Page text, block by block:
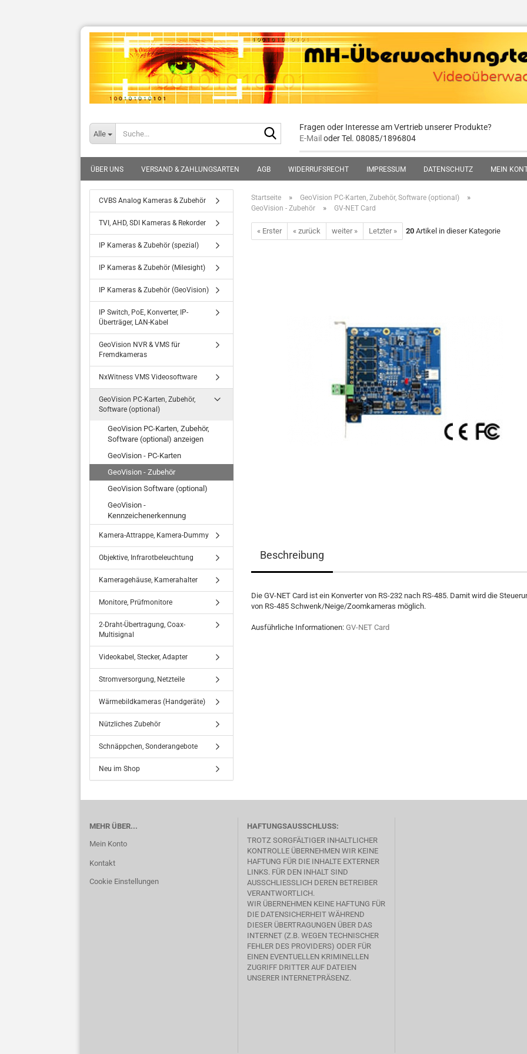
Alle
Suche...Fragen oder Interesse am Vertrieb unserer Produkte?
E-Mail oder Tel. 08085/1896804
ÜBER UNS VERSAND & ZAHLUNGSARTEN AGB WIDERRUFSRECHT IMPRESSUM DATENSCHUTZ MEIN
Startseite » GeoVision PC-Karten, Zubehör, Software (optional) »
GeoVision - Zubehör » GV-NET Card
« Erster « zurück weiter » Letzter » 20 Artikel in dieser Kategorie
Beschreibung
Die GV-NET Card ist ein Konverter von RS-232 nach RS-485. Damit wird die
von RS-485 Schwenk/Neige/Zoomkameras möglich.
Ausführliche Informationen: GV-NET Card
CVBS Analog Kameras & Zubehör
TVI, AHD, SDI Kameras & Rekorder
IP Kameras & Zubehör (spezial)
IP Kameras & Zubehör (Milesight)
IP Kameras & Zubehör (GeoVision)
IP Switch, PoE, Konverter, IP-
Überträger, LAN-Kabel
GeoVision NVR & VMS für
Fremdkameras
NxWitness VMS Videosoftware
GeoVision PC-Karten, Zubehör,
Software (optional)
GeoVision PC-Karten, Zubehör,
Software (optional) anzeigen
GeoVision - PC-Karten
GeoVision - Zubehör
GeoVision Software (optional)
GeoVision -
Kennzeichenerkennung
Kamera-Attrappe, Kamera-Dummy
Objektive, Infrarotbeleuchtung
Kameragehäuse, Kamerahalter
Monitore, Prüfmonitore
2-Draht-Übertragung, Coax-
Multisignal
Videokabel, Stecker, Adapter
Stromversorgung, Netzteile
Wärmebildkameras (Handgeräte)
Nützliches Zubehör
Schnäppchen, Sonderangebote
Neu im Shop
MEHR ÜBER...
Mein Konto
Kontakt
Cookie Einstellungen
HAFTUNGSAUSSCHLUSS:
TROTZ SORGFÄLTIGER INHALTLICHER
KONTROLLE ÜBERNEHMEN WIR KEINE
HAFTUNG FÜR DIE INHALTE EXTERNER
LINKS. FÜR DEN INHALT SIND
AUSSCHLIESSLICH DEREN BETREIBER V
ERANTWORTLICH.
WIR ÜBERNEHMEN KEINE HAFTUNG FÜR
DIE DATENSICHERHEIT WÄHREND
DIESER ÜBERTRAGUNGEN ÜBER DAS
INTERNET (Z.B. WEGEN TECHNISCHER
FEHLER DES PROVIDERS) ODER FÜR
EINEN EVENTUELLEN KRIMINELLEN
ZUGRIFF DRITTER AUF DATEIEN
UNSERER INTERNETPRÄSENZ.